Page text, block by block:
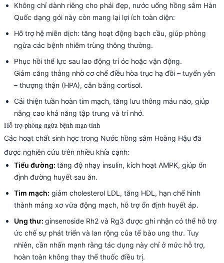
Không chỉ dành riêng cho phái đẹp, nước uống hồng sâm Hàn
Quốc dạng gói này còn mang lại lợi ích toàn diện:
Hỗ trợ hệ miễn dịch: tăng hoạt động bạch cầu, giúp phòng
ngừa các bệnh nhiễm trùng thông thường.
Phục hồi thể lực sau lao động trí óc hoặc vận động.
Giảm căng thẳng nhờ cơ chế điều hòa trục hạ đồi – tuyến yên
– thượng thận (HPA), cân bằng cortisol.
Cải thiện tuần hoàn tim mạch, tăng lưu thông máu não, giúp
nâng cao khả năng tập trung và trí nhớ.
Hỗ trợ phòng ngừa bệnh mạn tính
Các hoạt chất sinh học trong Nước hồng sâm Hoàng Hậu đã
được nghiên cứu trên nhiều khía cạnh:
Tiểu đường: tăng độ nhạy insulin, kích hoạt AMPK, giúp ổn
định đường huyết sau ăn.
Tim mạch: giảm cholesterol LDL, tăng HDL, hạn chế hình
thành mảng xơ vữa động mạch, hỗ trợ ổn định huyết áp.
Ung thư: ginsenoside Rh2 và Rg3 được ghi nhận có thể hỗ trợ
ức chế sự phát triển và lan rộng của tế bào ung thư. Tuy
nhiên, cần nhấn mạnh rằng tác dụng này chỉ ở mức hỗ trợ,
hoàn toàn không thay thế thuốc điều trị.